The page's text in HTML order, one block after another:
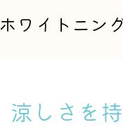
ホワイトニン
涼しさを